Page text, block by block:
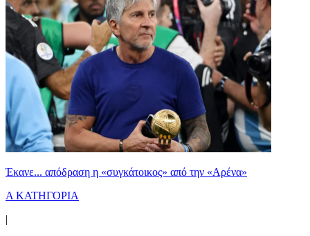
Έκανε... απόδραση η «συγκάτοικος» από την «Αρένα»
Α ΚΑΤΗΓΟΡΙΑ
|